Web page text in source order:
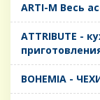
ARTI-M Весь
ATTRIBUTE -
BOHEMIA -